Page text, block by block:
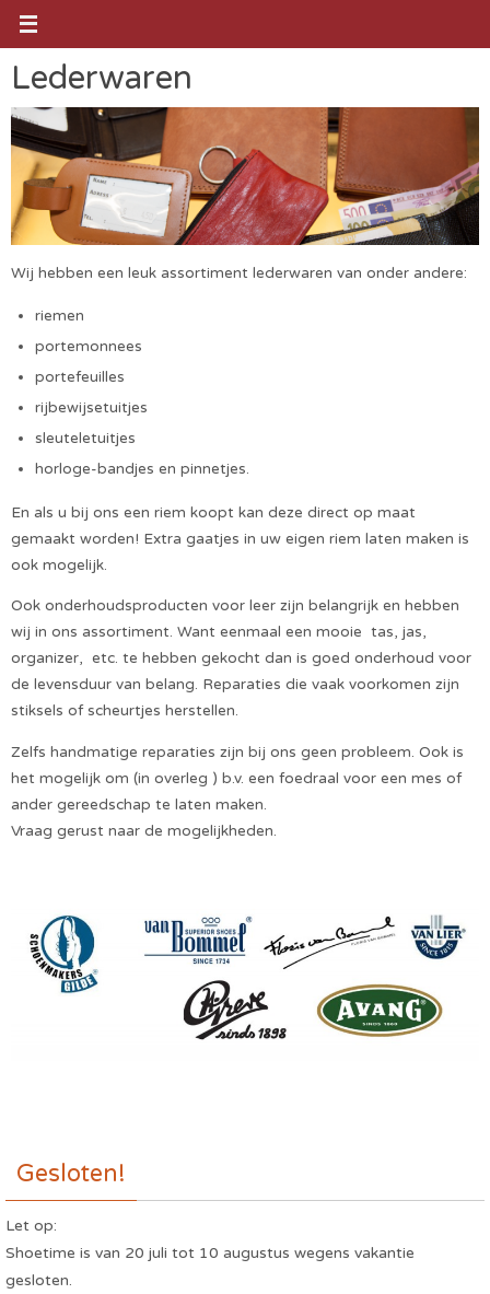
naar
de
inhoud
Lederwaren
Wij hebben een leuk assortiment lederwaren van onder andere:
riemen
portemonnees
portefeuilles
rijbewijsetuitjes
sleuteletuitjes
horloge-bandjes en pinnetjes.
En als u bij ons een riem koopt kan deze direct op maat
gemaakt worden! Extra gaatjes in uw eigen riem laten maken is
ook mogelijk.
Ook onderhoudsproducten voor leer zijn belangrijk en hebben
wij in ons assortiment. Want eenmaal een mooie tas, jas,
organizer, etc. te hebben gekocht dan is goed onderhoud voor
de levensduur van belang. Reparaties die vaak voorkomen zijn
stiksels of scheurtjes herstellen.
Zelfs handmatige reparaties zijn bij ons geen probleem. Ook is
het mogelijk om (in overleg ) b.v. een foedraal voor een mes of
ander gereedschap te laten maken.
Vraag gerust naar de mogelijkheden.
Gesloten!
Let op:
Shoetime is van 20 juli tot 10 augustus wegens vakantie
gesloten.